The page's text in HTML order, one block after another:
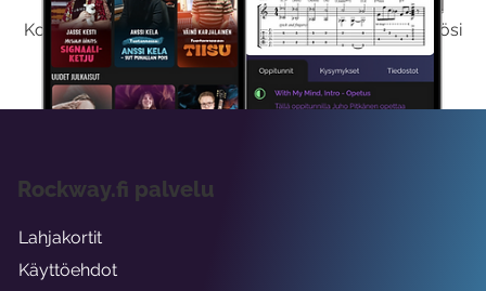
Kokeilemalla ilmaiseksi saat koko sisältömme käyttöösi
viikon ajaksi.
Rockway.fi palvelu
Lahjakortit
Käyttöehdot